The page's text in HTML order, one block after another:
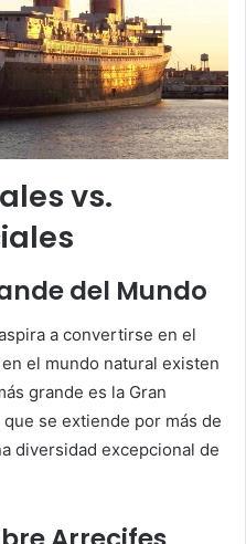
vs.
del Mundo
a convertirse en el
el mundo natural existen
grande es la Gran
se extiende por más de
diversidad excepcional de